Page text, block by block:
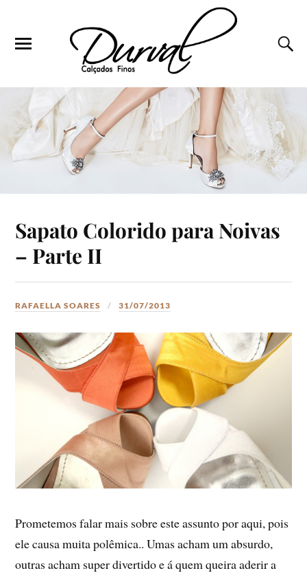
Sapato Colorido para Noivas
– Parte II
RAFAELLA SOARES 31/07/2013
Prometemos falar mais sobre este assunto por aqui, pois
ele causa muita polêmica.. Umas acham um absurdo,
outras acham super divertido e á quem queira aderir a